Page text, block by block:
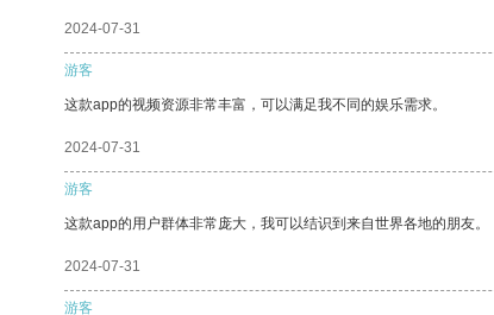
2024-07-31
游客
这款app的视频资源非常丰富，可以满足我不同的娱乐需求。
2024-07-31
游客
这款app的用户群体非常庞大，我可以结识到来自世界各地的朋友。
2024-07-31
游客